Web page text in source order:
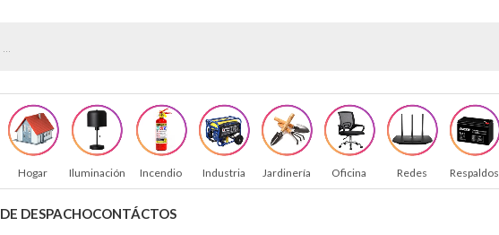
Hogar Iluminación Incendio Industria Jardinería Oficina Redes Respaldos
DESPACHOCONTÁCTOS